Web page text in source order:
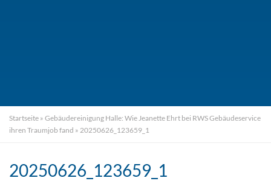
Startseite » Gebäudereinigung Halle: Wie Jeanette Ehrt bei RWS Gebäudeservice
ihren Traumjob fand » 20250626_123659_1
20250626_123659_1